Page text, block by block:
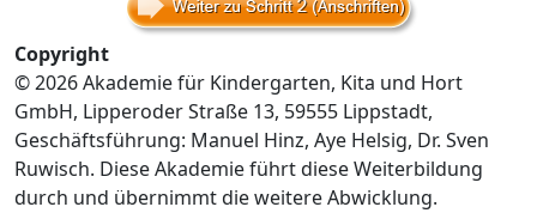
Copyright
© 2026 Akademie für Kindergarten, Kita und Hort
GmbH, Lipperoder Straße 13, 59555 Lippstadt,
Geschäftsführung: Manuel Hinz, Aye Helsig, Dr. Sven
Ruwisch. Diese Akademie führt diese Weiterbildung
durch und übernimmt die weitere Abwicklung.